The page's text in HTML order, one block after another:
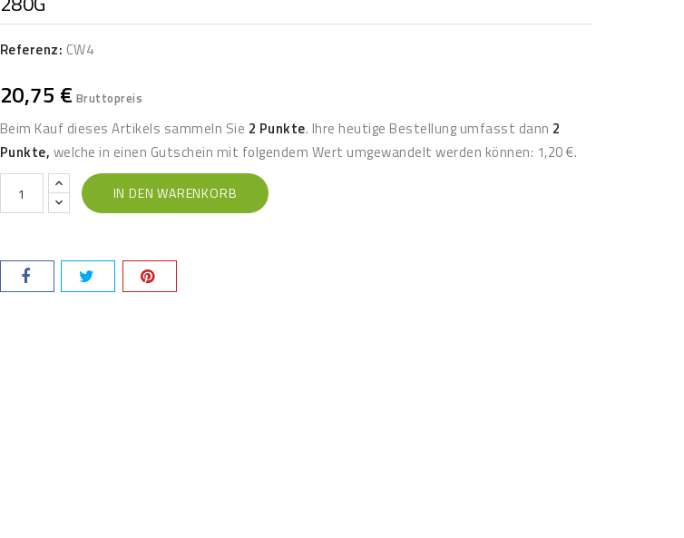
Referenz: CW4
20,75 € Bruttopreis
Beim Kauf dieses Artikels sammeln Sie 2 Punkte. Ihre heutige Bestellung umfasst dann 2
Punkte, welche in einen Gutschein mit folgendem Wert umgewandelt werden können: 1,20 €.
IN DEN WARENKORB